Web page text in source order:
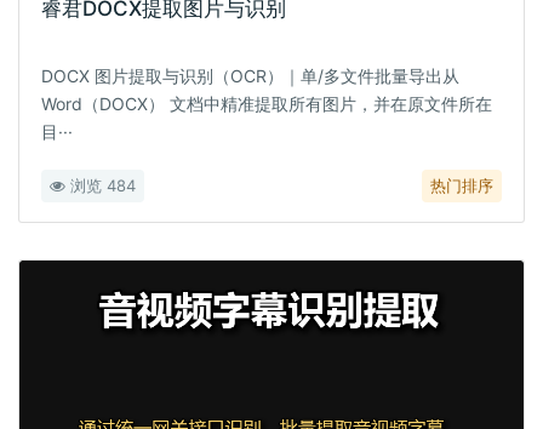
睿君DOCX提取图片与识别
DOCX 图片提取与识别（OCR）｜单/多文件批量导出从
Word（DOCX） 文档中精准提取所有图片，并在原文件所在
目···
浏览 484 热门排序